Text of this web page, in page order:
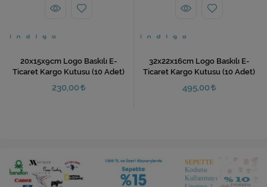
20x15x9cm Logo Baskılı E-
Ticaret Kargo Kutusu (10 Adet)
230,00
32x22x16cm Logo Baskılı E-
Ticaret Kargo Kutusu (10 Adet)
495,00